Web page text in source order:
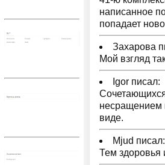
написанное
попадает
Захарова
Мой взгляд
Igor писал:
несращением
виде.
Mjud писал:
Тем здоровья